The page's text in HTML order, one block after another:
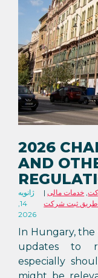
2026
AND
ژانویه
14,
2026
, خدمات مالی
طریق ثبت شرکت
In Hungary, the
updates to
especially